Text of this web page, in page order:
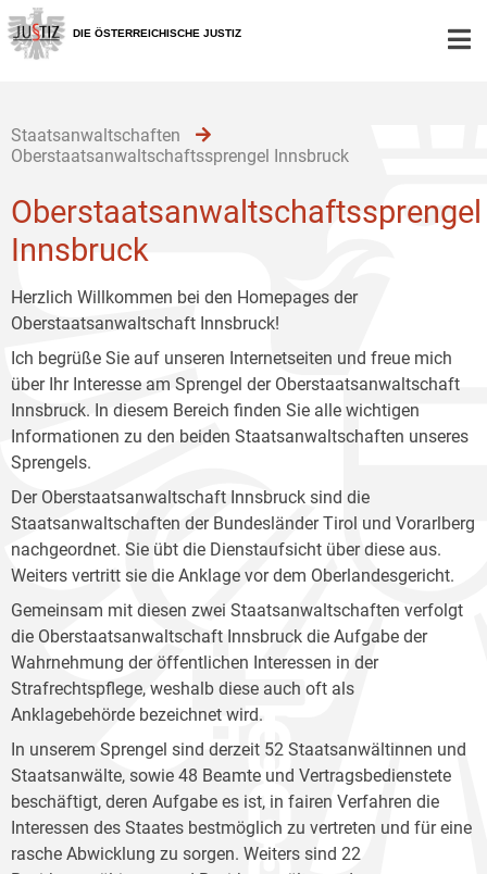
Zur
Hauptnavigation
[1]
Zum
Inhalt
[2]
Zum
Untermenü
[3]
DIE ÖSTERREICHISCHE JUSTIZ
Staatsanwaltschaften
Oberstaatsanwaltschaftssprengel Innsbruck
Oberstaatsanwaltschaftssprengel
Innsbruck
Herzlich Willkommen bei den Homepages der
Oberstaatsanwaltschaft Innsbruck!
Ich begrüße Sie auf unseren Internetseiten und freue mich
über Ihr Interesse am Sprengel der Oberstaatsanwaltschaft
Innsbruck. In diesem Bereich finden Sie alle wichtigen
Informationen zu den beiden Staatsanwaltschaften unseres
Sprengels.
Der Oberstaatsanwaltschaft Innsbruck sind die
Staatsanwaltschaften der Bundesländer Tirol und Vorarlberg
nachgeordnet. Sie übt die Dienstaufsicht über diese aus.
Weiters vertritt sie die Anklage vor dem Oberlandesgericht.
Gemeinsam mit diesen zwei Staatsanwaltschaften verfolgt
die Oberstaatsanwaltschaft Innsbruck die Aufgabe der
Wahrnehmung der öffentlichen Interessen in der
Strafrechtspflege, weshalb diese auch oft als
Anklagebehörde bezeichnet wird.
In unserem Sprengel sind derzeit 52 Staatsanwältinnen und
Staatsanwälte, sowie 48 Beamte und Vertragsbedienstete
beschäftigt, deren Aufgabe es ist, in fairen Verfahren die
Interessen des Staates bestmöglich zu vertreten und für eine
rasche Abwicklung zu sorgen. Weiters sind 22